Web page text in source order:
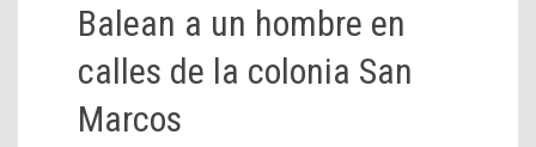
Balean a un hombre en
calles de la colonia San
Marcos